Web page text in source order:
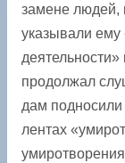
замене людей,
указывали ему
деятельности»
продолжал
дам подносили
лентах